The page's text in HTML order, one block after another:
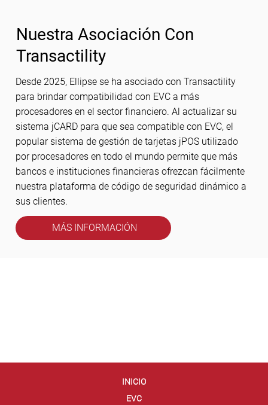
Nuestra Asociación Con
Transactility
Desde 2025, Ellipse se ha asociado con Transactility
para brindar compatibilidad con EVC a más
procesadores en el sector financiero. Al actualizar su
sistema jCARD para que sea compatible con EVC, el
popular sistema de gestión de tarjetas jPOS utilizado
por procesadores en todo el mundo permite que más
bancos e instituciones financieras ofrezcan fácilmente
nuestra plataforma de código de seguridad dinámico a
sus clientes.
MÁS INFORMACIÓN
INICIO
EVC